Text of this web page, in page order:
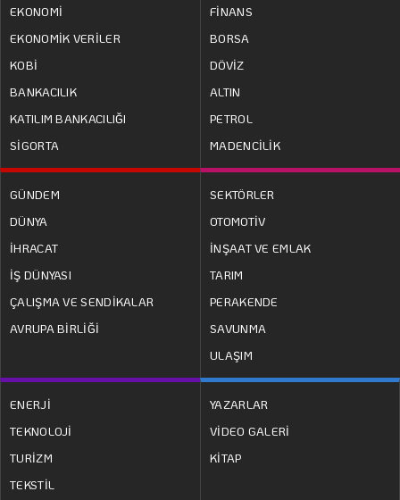
EKONOMİ
EKONOMİK VERİLER
KOBİ
BANKACILIK
KATILIM BANKACILIĞI
SİGORTA
FİNANS
BORSA
DÖVİZ
ALTIN
PETROL
MADENCİLİK
GÜNDEM
DÜNYA
İHRACAT
İŞ DÜNYASI
ÇALIŞMA VE SENDİKALAR
AVRUPA BİRLİĞİ
SEKTÖRLER
OTOMOTİV
İNŞAAT VE EMLAK
TARIM
PERAKENDE
SAVUNMA
ULAŞIM
ENERJİ
TEKNOLOJİ
TURİZM
TEKSTİL
YAZARLAR
VİDEO GALERİ
KİTAP